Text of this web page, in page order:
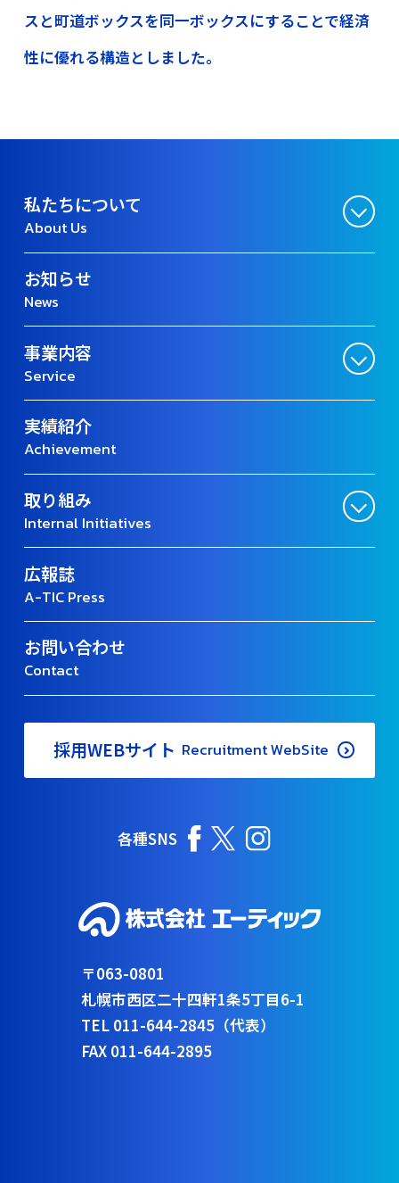
スと町道ボックスを同一ボックスにすることで経済
性に優れる構造としました。
私たちについて
About Us
お知らせ
News
事業内容
Service
実績紹介
Achievement
取り組み
Internal Initiatives
広報誌
A-TIC Press
お問い合わせ
Contact
採用WEBサイト Recruitment WebSite
各種SNS
〒063-0801
札幌市西区二十四軒1条5丁目6-1
TEL 011-644-2845（代表）
FAX 011-644-2895